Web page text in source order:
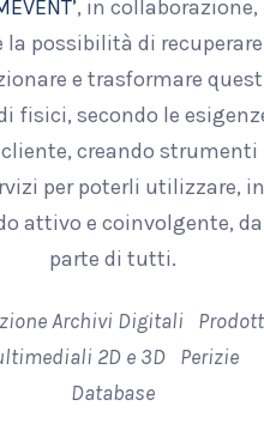
, in collaborazione,
la possibilità di
e trasformare
fisici, secondo le
creando strumenti
per poterli utilizzare, in
attivo e coinvolgente, da
parte di tutti.
Archivi Digitali
2D e 3D Perizie
Database